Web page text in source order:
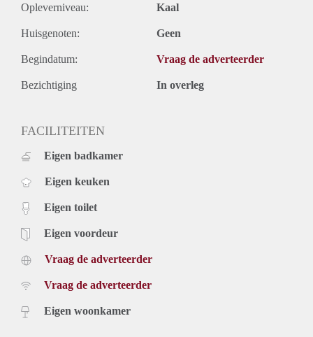
Opleverniveau: Kaal
Huisgenoten: Geen
Begindatum: Vraag de adverteerder
Bezichtiging In overleg
FACILITEITEN
Eigen badkamer
Eigen keuken
Eigen toilet
Eigen voordeur
Vraag de adverteerder
Vraag de adverteerder
Eigen woonkamer